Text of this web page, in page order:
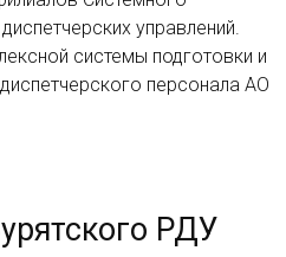
управлений.
системы подготовки и
персонала АО
РДУ